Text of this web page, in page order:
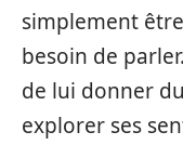
simplement
besoin de
de lui donner
explorer ses